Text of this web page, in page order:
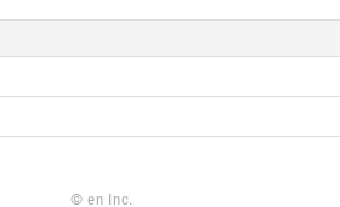
© en Inc.